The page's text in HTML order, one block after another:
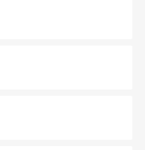
しめる外せないスポット